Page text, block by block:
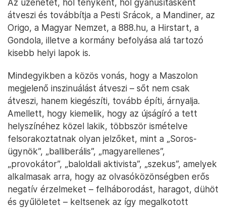
Az üzenetet, hol tényként, hol gyanúsításként
átveszi és továbbítja a Pesti Srácok, a Mandiner, az
Origo, a Magyar Nemzet, a 888.hu, a Hirstart, a
Gondola, illetve a kormány befolyása alá tartozó
kisebb helyi lapok is.
Mindegyikben a közös vonás, hogy a Maszolon
megjelenő inszinuálást átveszi – sőt nem csak
átveszi, hanem kiegészíti, tovább építi, árnyalja.
Amellett, hogy kiemelik, hogy az újságíró a tett
helyszínéhez közel lakik, többször ismételve
felsorakoztatnak olyan jelzőket, mint a „Soros-
ügynök”, „balliberális”, „magyarellenes”,
„provokátor”, „baloldali aktivista”, „szekus”, amelyek
alkalmasak arra, hogy az olvasóközönségben erős
negatív érzelmeket – felháborodást, haragot, dühöt
és gyűlöletet – keltsenek az így megalkotott